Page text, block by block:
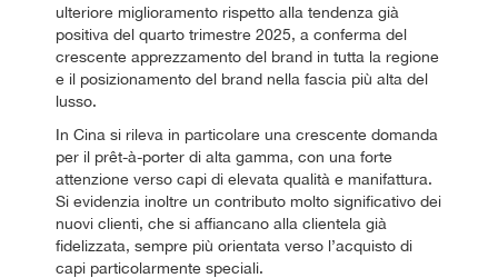
ulteriore miglioramento rispetto alla tendenza già
positiva del quarto trimestre 2025, a conferma del
crescente apprezzamento del brand in tutta la regione
e il posizionamento del brand nella fascia più alta del
lusso.
In Cina si rileva in particolare una crescente domanda
per il prêt-à-porter di alta gamma, con una forte
attenzione verso capi di elevata qualità e manifattura.
Si evidenzia inoltre un contributo molto significativo dei
nuovi clienti, che si affiancano alla clientela già
fidelizzata, sempre più orientata verso l’acquisto di
capi particolarmente speciali.